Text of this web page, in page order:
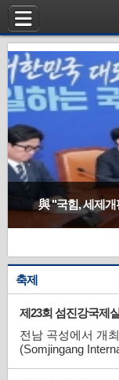
與 "국힘, 세제
축제
제23회 섬진강국제
전남 곡성에서 개
(Somjingang